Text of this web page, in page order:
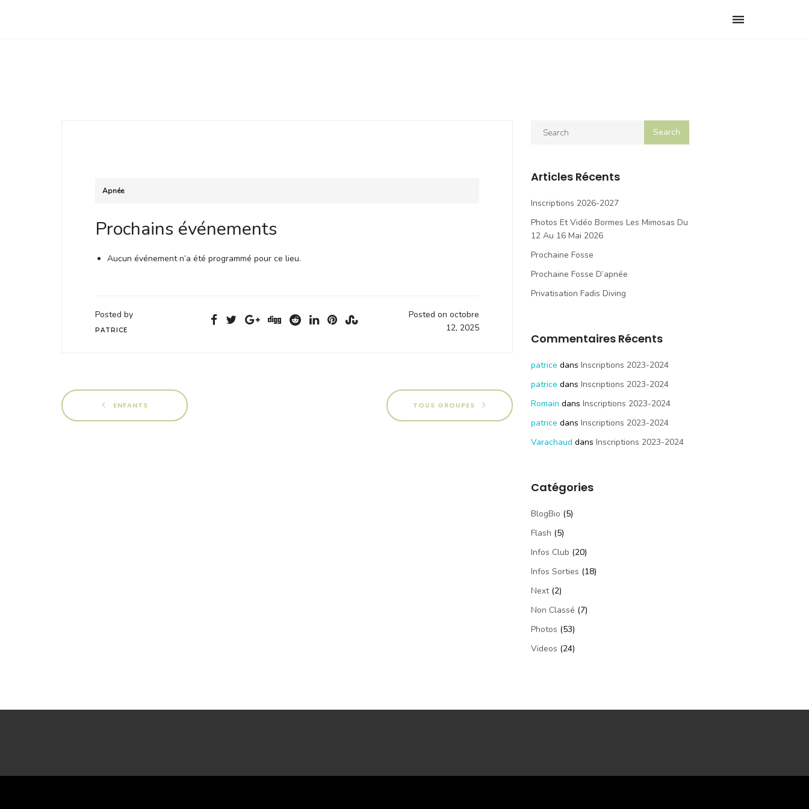
Toggle
Apnée
Prochains événements
Aucun événement n’a été programmé pour ce lieu.
Posted by
PATRICE
Posted on octobre
12, 2025
ENFANTS TOUS GROUPES
Articles Récents
Inscriptions 2026-2027
Photos Et Vidéo Bormes Les Mimosas Du
12 Au 16 Mai 2026
Prochaine Fosse
Prochaine Fosse D’apnée
Privatisation Fadis Diving
Commentaires Récents
patrice dans Inscriptions 2023-2024
patrice dans Inscriptions 2023-2024
Romain dans Inscriptions 2023-2024
patrice dans Inscriptions 2023-2024
Varachaud dans Inscriptions 2023-2024
Catégories
BlogBio (5)
Flash (5)
Infos Club (20)
Infos Sorties (18)
Next(2)
Non Classé (7)
Photos (53)
Videos (24)